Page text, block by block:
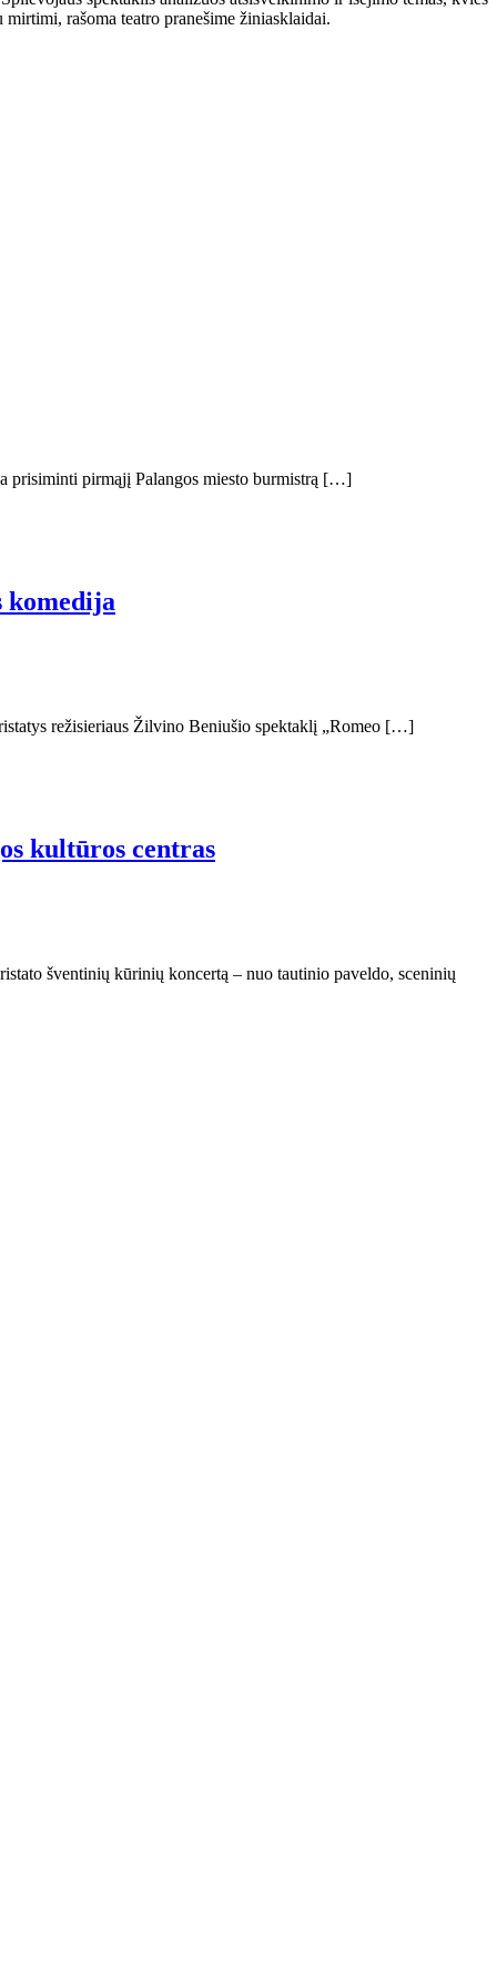
rašoma teatro pranešime žiniasklaidai.
prisiminti pirmąjį Palangos miesto burmistrą […]
komedija
režisieriaus Žilvino Beniušio spektaklį „Romeo […]
kultūros centras
šventinių kūrinių koncertą – nuo tautinio paveldo, sceninių